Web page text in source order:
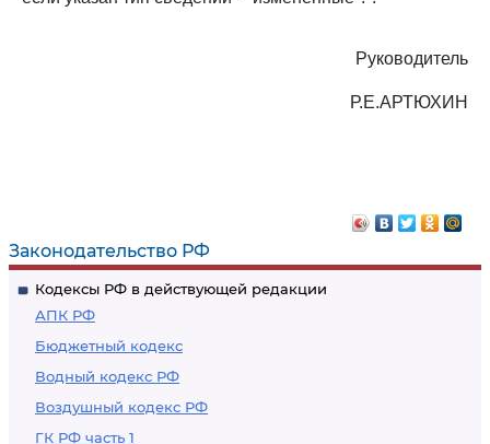
Законодательство РФ
Кодексы РФ в действующей редакции
АПК РФ
Бюджетный кодекс
Водный кодекс РФ
Воздушный кодекс РФ
ГК РФ часть 1
Руководитель
Р.Е.АРТЮХИН